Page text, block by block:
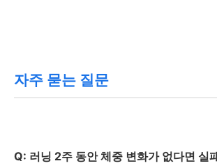
자주 묻는 질문
Q: 러닝 2주 동안 체중 변화가 없다면 실